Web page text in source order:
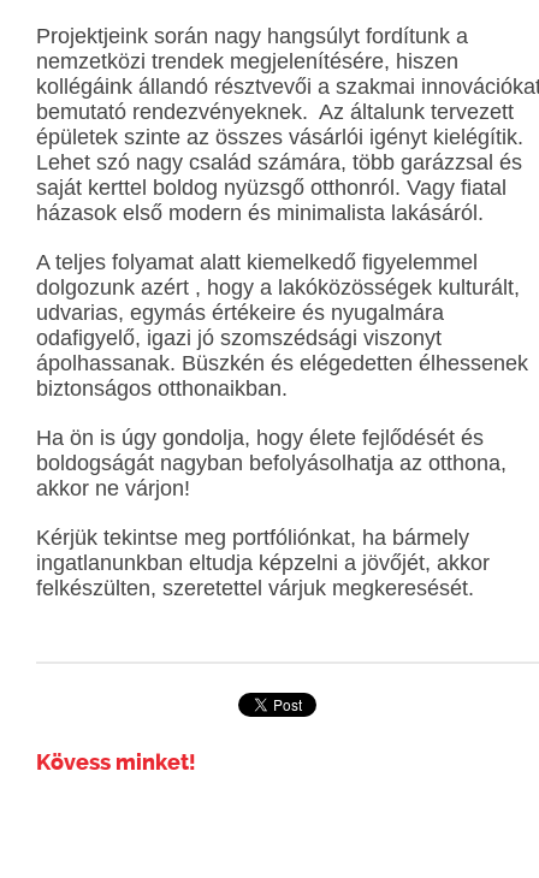
Projektjeink során nagy hangsúlyt fordítunk a
nemzetközi trendek megjelenítésére, hiszen
kollégáink állandó résztvevői a szakmai
bemutató rendezvényeknek. Az általunk tervezett
épületek szinte az összes vásárlói igényt kielégítik.
Lehet szó nagy család számára, több garázzsal és
saját kerttel boldog nyüzsgő otthonról. Vagy fiatal
házasok első modern és minimalista lakásáról.
A teljes folyamat alatt kiemelkedő figyelemmel
dolgozunk azért , hogy a lakóközösségek kulturált,
udvarias, egymás értékeire és nyugalmára
odafigyelő, igazi jó szomszédsági viszonyt
ápolhassanak. Büszkén és elégedetten élhessenek
biztonságos otthonaikban.
Ha ön is úgy gondolja, hogy élete fejlődését és
boldogságát nagyban befolyásolhatja az otthona,
akkor ne várjon!
Kérjük tekintse meg portfóliónkat, ha bármely
ingatlanunkban eltudja képzelni a jövőjét, akkor
felkészülten, szeretettel várjuk megkeresését.
Kövess minket!